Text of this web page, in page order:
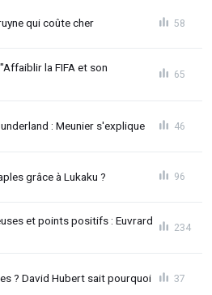
qui coûte cher 58
la FIFA et son
65
: Meunier s'explique 46
grâce à Lukaku ? 96
et points positifs : Euvrard
234
? David Hubert sait pourquoi 37